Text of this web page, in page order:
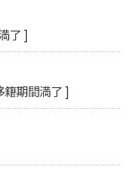
了 ]
籍期間満了 ]